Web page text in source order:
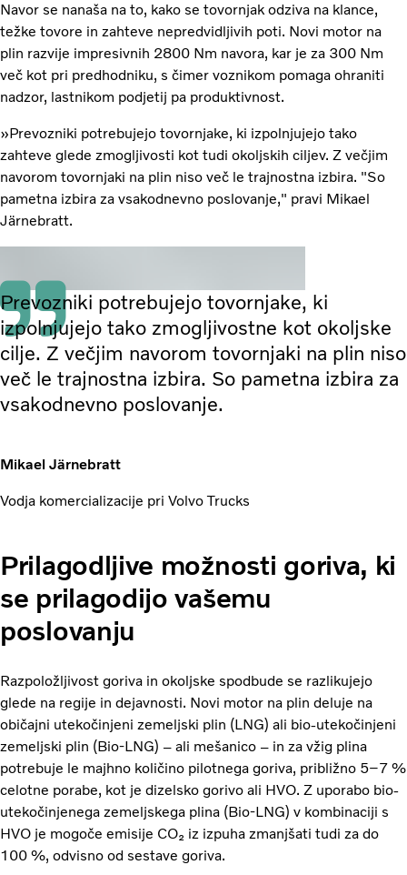
Navor se nanaša na to, kako se tovornjak odziva na klance,
težke tovore in zahteve nepredvidljivih poti. Novi motor na
plin razvije impresivnih 2800 Nm navora, kar je za 300 Nm
več kot pri predhodniku, s čimer voznikom pomaga ohraniti
nadzor, lastnikom podjetij pa produktivnost.
»Prevozniki potrebujejo tovornjake, ki izpolnjujejo tako
zahteve glede zmogljivosti kot tudi okoljskih ciljev. Z večjim
navorom tovornjaki na plin niso več le trajnostna izbira. "So
pametna izbira za vsakodnevno poslovanje," pravi Mikael
Järnebratt.
Prevozniki potrebujejo tovornjake, ki
izpolnjujejo tako zmogljivostne kot okoljske
cilje. Z večjim navorom tovornjaki na plin niso
več le trajnostna izbira. So pametna izbira za
vsakodnevno poslovanje.
Mikael Järnebratt
Vodja komercializacije pri Volvo Trucks
Prilagodljive možnosti goriva, ki
se prilagodijo vašemu
poslovanju
Razpoložljivost goriva in okoljske spodbude se razlikujejo
glede na regije in dejavnosti. Novi motor na plin deluje na
običajni utekočinjeni zemeljski plin (LNG) ali bio-utekočinjeni
zemeljski plin (Bio-LNG) – ali mešanico – in za vžig plina
potrebuje le majhno količino pilotnega goriva, približno 5–7 %
celotne porabe, kot je dizelsko gorivo ali HVO. Z uporabo bio-
utekočinjenega zemeljskega plina (Bio-LNG) v kombinaciji s
HVO je mogoče emisije CO₂ iz izpuha zmanjšati tudi za do
100 %, odvisno od sestave goriva.